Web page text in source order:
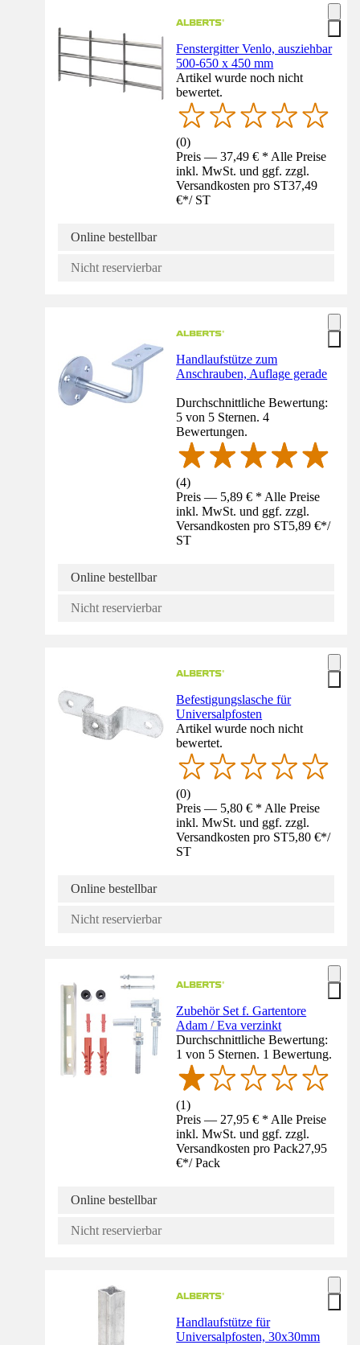
Fenstergitter Venlo, ausziehbar
500-650 x 450 mm
Artikel wurde noch nicht
bewertet.
(0)
Preis — 37,49 € * Alle Preise
inkl. MwSt. und ggf. zzgl.
Versandkosten pro ST37,49
€*/ ST
Online bestellbar
Nicht reservierbar
Handlaufstütze zum
Anschrauben, Auflage gerade
Durchschnittliche Bewertung:
5 von 5 Sternen. 4
Bewertungen.
(4)
Preis — 5,89 € * Alle Preise
inkl. MwSt. und ggf. zzgl.
Versandkosten pro ST5,89 €*/
ST
Online bestellbar
Nicht reservierbar
Befestigungslasche für
Universalpfosten
Artikel wurde noch nicht
bewertet.
(0)
Preis — 5,80 € * Alle Preise
inkl. MwSt. und ggf. zzgl.
Versandkosten pro ST5,80 €*/
ST
Online bestellbar
Nicht reservierbar
Zubehör Set f. Gartentore
Adam / Eva verzinkt
Durchschnittliche Bewertung:
1 von 5 Sternen. 1 Bewertung.
(1)
Preis — 27,95 € * Alle Preise
inkl. MwSt. und ggf. zzgl.
Versandkosten pro Pack27,95
€*/ Pack
Online bestellbar
Nicht reservierbar
Handlaufstütze für
Universalpfosten, 30x30mm